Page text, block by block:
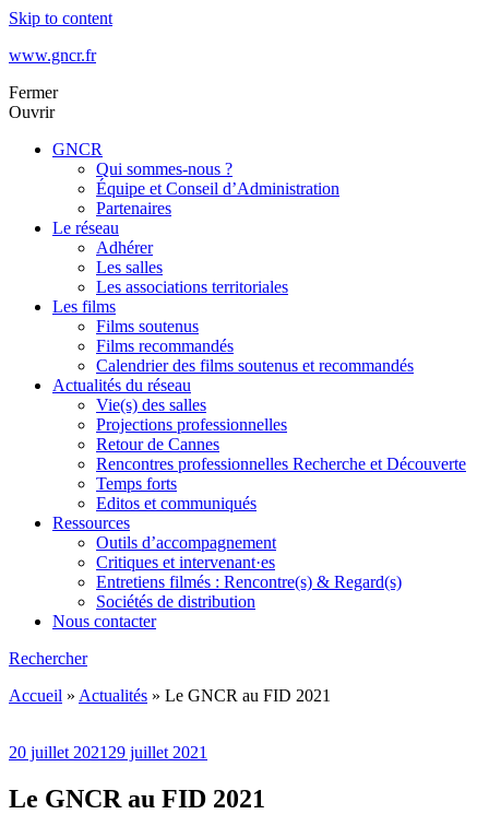
Skip to content
www.gncr.fr
Fermer
Ouvrir
GNCR
Qui sommes-nous ?
Équipe et Conseil d’Administration
Partenaires
Le réseau
Adhérer
Les salles
Les associations territoriales
Les films
Films soutenus
Films recommandés
Calendrier des films soutenus et recommandés
Actualités du réseau
Vie(s) des salles
Projections professionnelles
Retour de Cannes
Rencontres professionnelles Recherche et Découverte
Temps forts
Editos et communiqués
Ressources
Outils d’accompagnement
Critiques et intervenant·es
Entretiens filmés : Rencontre(s) & Regard(s)
Sociétés de distribution
Nous contacter
Rechercher
Accueil » Actualités » Le GNCR au FID 2021
20 juillet 2021 29 juillet 2021
Le GNCR au FID 2021